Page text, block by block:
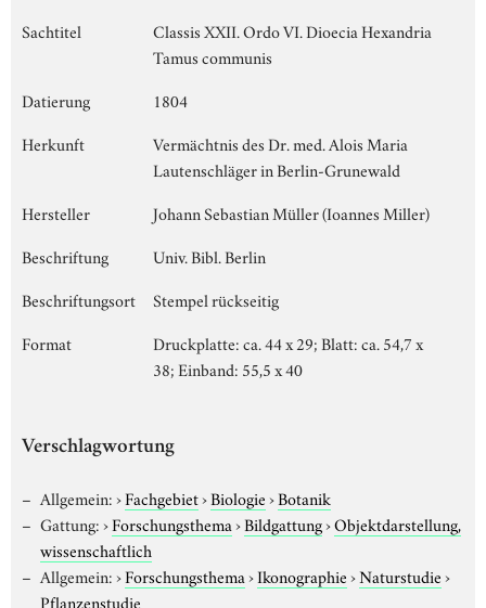
Sachtitel
Classis XXII. Ordo VI. Dioecia Hexandria
Tamus communis
Datierung
1804
Herkunft
Vermächtnis des Dr. med. Alois Maria
Lautenschläger in Berlin-Grunewald
Hersteller
Johann Sebastian Müller (Ioannes Miller)
Beschriftung
Univ. Bibl. Berlin
Beschriftungsort
Stempel rückseitig
Format
Druckplatte: ca. 44 x 29; Blatt: ca. 54,7 x
38; Einband: 55,5 x 40
Verschlagwortung
Allgemein:›Fachgebiet›Biologie›Botanik
Gattung:›Forschungsthema›Bildgattung›Objektdarstellung,
wissenschaftlich
Allgemein:›Forschungsthema›Ikonographie›Naturstudie›
Pflanzenstudie